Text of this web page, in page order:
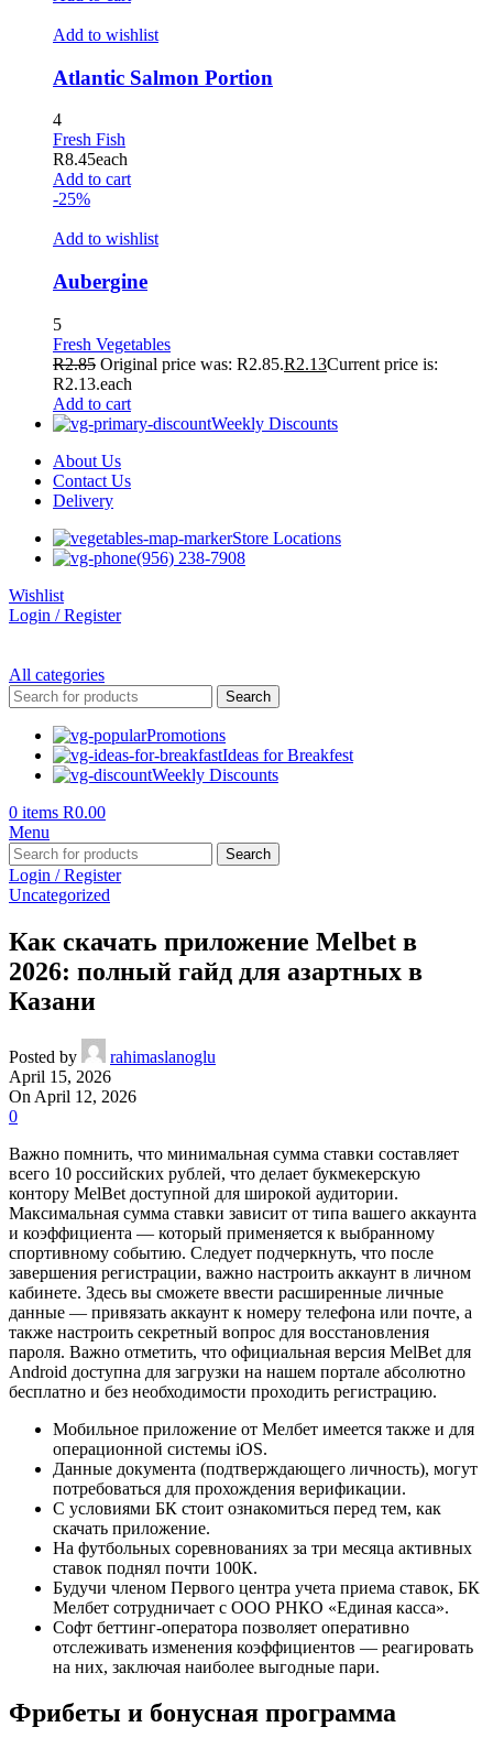
Add to wishlist
Atlantic Salmon Portion
4
Fresh Fish
R8.45each
Add to cart
-25%
Add to wishlist
Aubergine
5
Fresh Vegetables
R2.85 Original price was: R2.85.R2.13Current price is:
R2.13.each
Add to cart
Weekly Discounts
About Us
Contact Us
Delivery
Store Locations
(956) 238-7908
Wishlist
Login / Register
All categories
Search
Promotions
Ideas for Breakfest
Weekly Discounts
0 items R0.00
Menu
Search
Login / Register
Uncategorized
Как скачать приложение Melbet в
2026: полный гайд для азартных в
Казани
Posted by
rahimaslanoglu
April 15, 2026
On April 12, 2026
0
Важно помнить, что минимальная сумма ставки составляет
всего 10 российских рублей, что делает букмекерскую
контору MelBet доступной для широкой аудитории.
Максимальная сумма ставки зависит от типа вашего аккаунта
и коэффициента — который применяется к выбранному
спортивному событию. Следует подчеркнуть, что после
завершения регистрации, важно настроить аккаунт в личном
кабинете. Здесь вы сможете ввести расширенные личные
данные — привязать аккаунт к номеру телефона или почте, а
также настроить секретный вопрос для восстановления
пароля. Важно отметить, что официальная версия MelBet для
Android доступна для загрузки на нашем портале абсолютно
бесплатно и без необходимости проходить регистрацию.
Мобильное приложение от Мелбет имеется также и для
операционной системы iOS.
Данные документа (подтверждающего личность), могут
потребоваться для прохождения верификации.
С условиями БК стоит ознакомиться перед тем, как
скачать приложение.
На футбольных соревнованиях за три месяца активных
ставок поднял почти 100К.
Будучи членом Первого центра учета приема ставок, БК
Мелбет сотрудничает с ООО РНКО «Единая касса».
Софт беттинг-оператора позволяет оперативно
отслеживать изменения коэффициентов — реагировать
на них, заключая наиболее выгодные пари.
Фрибеты и бонусная программа